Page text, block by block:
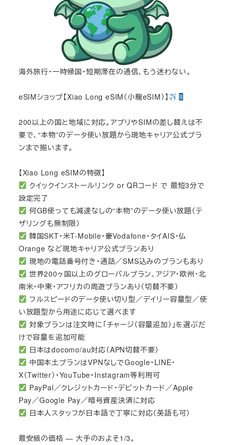
海外旅行・一時帰国・短期滞在の通信、もう迷わない。
eSIMショップ【Xiao Long eSIM（小龍eSIM）】
200以上の国と地域に対応。アプリやSIMの差し替えは不
要で、“本物”のデータ使い放題から現地キャリア公式プラ
ンまで揃います。
【Xiao Long eSIMの特徴】
クイックインストールリンク or QRコード で 最短3分で
設定完了
何GB使っても減速なしの“本物”のデータ使い放題（テ
ザリングも無制限）
韓国SKT・米T-Mobile・豪Vodafone・タイAIS・仏
Orange など現地キャリア公式プランあり
現地の電話番号付き・通話／SMS込みのプランもあり
世界200ヶ国以上のグローバルプラン、アジア・欧州・北
南米・中東・アフリカの周遊プランあり（切替不要）
フルスピードのデータ使い切り型／デイリー容量型／使
い放題型から用途に応じて選べます
対象プランは注文時に「チャージ（容量追加）」を選ぶだ
けで容量を追加可能
日本はdocomo/au対応（APN切替不要）
中国本土プランはVPNなしでGoogle・LINE・
X（Twitter）・YouTube・Instagram等利用可
PayPal／クレジットカード・デビットカード／Apple
Pay／Google Pay／暗号資産決済に対応
日本人スタッフが日本語で丁寧に対応（英語も可）
最安級の価格 — 大手のおよそ1/3。